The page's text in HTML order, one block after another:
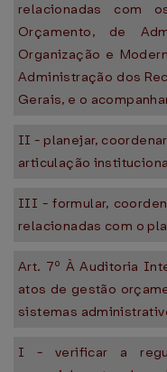
relacionadas com
Orçamento, de
Organização e
Administração dos
Gerais, e o
II - planejar,
articulação
III - formular,
relacionadas com o
Art. 7º À Auditoria
atos de gestão
sistemas
I - verificar a